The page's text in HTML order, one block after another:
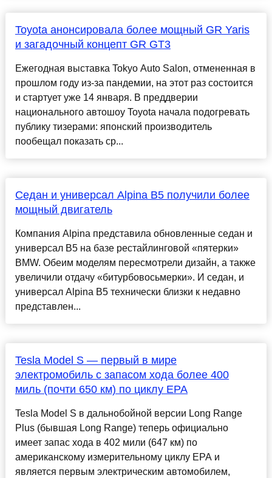
Toyota анонсировала более мощный GR Yaris
и загадочный концепт GR GT3
Ежегодная выставка Tokyo Auto Salon, отмененная в
прошлом году из-за пандемии, на этот раз состоится
и стартует уже 14 января. В преддверии
национального автошоу Toyota начала подогревать
публику тизерами: японский производитель
пообещал показать ср...
Седан и универсал Alpina B5 получили более
мощный двигатель
Компания Alpina представила обновленные седан и
универсал B5 на базе рестайлинговой «пятерки»
BMW. Обеим моделям пересмотрели дизайн, а также
увеличили отдачу «битурбовосьмерки». И седан, и
универсал Alpina B5 технически близки к недавно
представлен...
Tesla Model S — первый в мире
электромобиль с запасом хода более 400
миль (почти 650 км) по циклу EPA
Tesla Model S в дальнобойной версии Long Range
Plus (бывшая Long Range) теперь официально
имеет запас хода в 402 мили (647 км) по
американскому измерительному циклу EPA и
является первым электрическим автомобилем,